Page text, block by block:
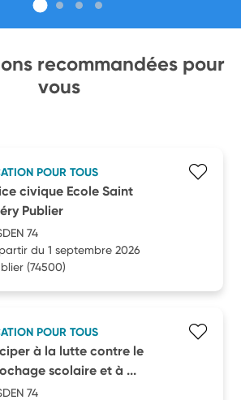
recommandées pour
vous
POUR TOUS
civique Ecole Saint
Publier
74
du 1 septembre 2026
(74500)
POUR TOUS
à la lutte contre le
scolaire et à ...
74